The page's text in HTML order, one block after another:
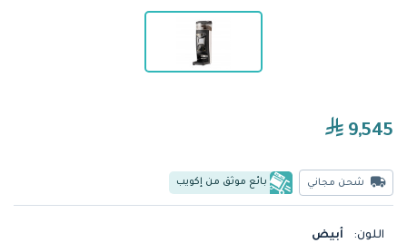
9,545
شحن مجاني بائع موثق من إكويب
اللون: أبيض